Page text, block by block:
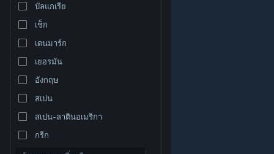
บัลแกเรีย
เช็ก
เดนมาร์ก
เยอรมัน
อังกฤษ
สเปน
สเปน-ลาตินอเมริกา
กรีก